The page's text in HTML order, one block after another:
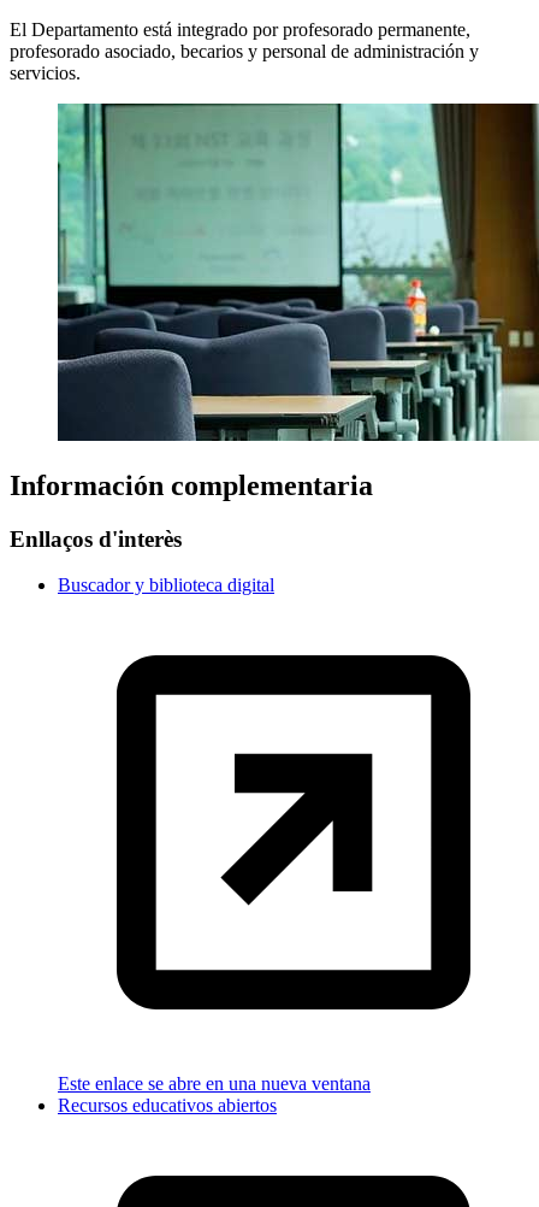
El Departamento está integrado por profesorado permanente,
profesorado asociado, becarios y personal de administración y
servicios.
Información complementaria
Enllaços d'interès
Buscador y biblioteca digital
Este enlace se abre en una nueva ventana
Recursos educativos abiertos